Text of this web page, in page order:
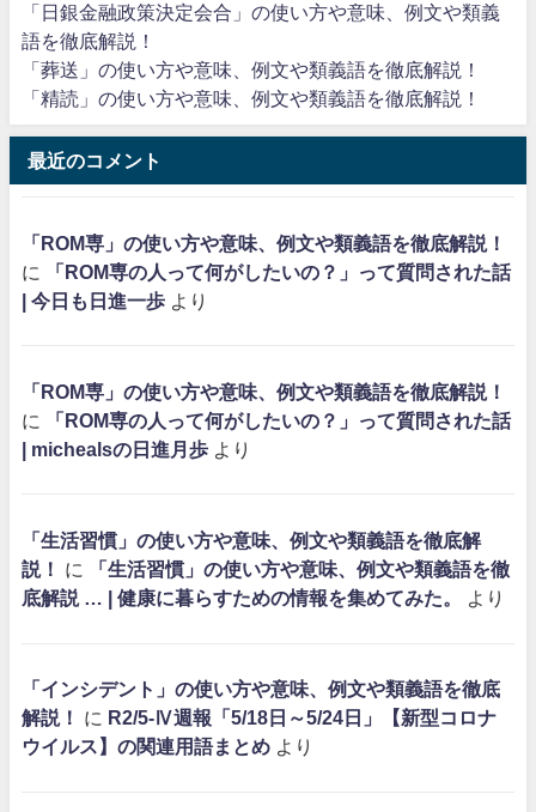
「日銀金融政策決定会合」の使い方や意味、例文や類義
語を徹底解説！
「葬送」の使い方や意味、例文や類義語を徹底解説！
「精読」の使い方や意味、例文や類義語を徹底解説！
最近のコメント
「ROM専」の使い方や意味、例文や類義語を徹底解説！
に
「ROM専の人って何がしたいの？」って質問された話
| 今日も日進一歩 より
「ROM専」の使い方や意味、例文や類義語を徹底解説！
に
「ROM専の人って何がしたいの？」って質問された話
| michealsの日進月歩 より
「生活習慣」の使い方や意味、例文や類義語を徹底解
説！
に
「生活習慣」の使い方や意味、例文や類義語を徹
底解説 … | 健康に暮らすための情報を集めてみた。
より
「インシデント」の使い方や意味、例文や類義語を徹底
解説！
に R2/5-Ⅳ週報「5/18日～5/24日」【新型コロナ
ウイルス】の関連用語まとめ より